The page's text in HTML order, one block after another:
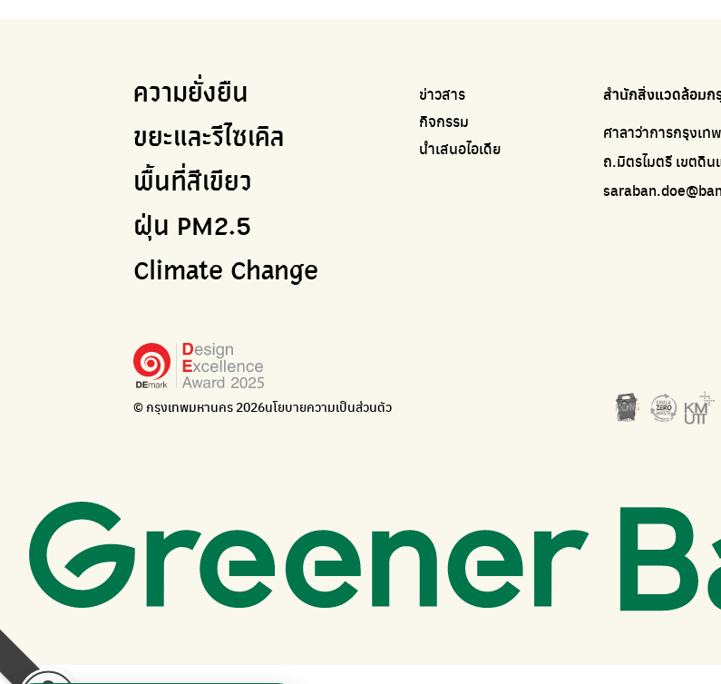
ความยั่งยืน
ขยะและรีไซเคิล
พื้นที่สีเขียว
ฝุ่น PM2.5
Climate Change
ข่าวสาร
กิจกรรม
นำเสนอไอเดีย
สำนักสิ่งแวดล้อมก
ศาลาว่าการกรุงเ
ถ.มิตรไมตรี เขตดิ
© กรุงเทพมหานคร 2026นโยบายความเป็นส่วนตัว